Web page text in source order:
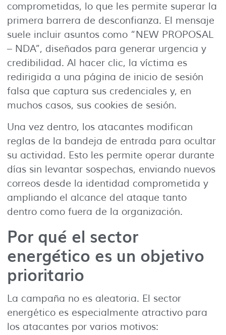
comprometidas, lo que les permite superar la
primera barrera de desconfianza. El mensaje
suele incluir asuntos como “NEW PROPOSAL
– NDA”, diseñados para generar urgencia y
credibilidad. Al hacer clic, la víctima es
redirigida a una página de inicio de sesión
falsa que captura sus credenciales y, en
muchos casos, sus cookies de sesión.
Una vez dentro, los atacantes modifican
reglas de la bandeja de entrada para ocultar
su actividad. Esto les permite operar durante
días sin levantar sospechas, enviando nuevos
correos desde la identidad comprometida y
ampliando el alcance del ataque tanto
dentro como fuera de la organización.
Por qué el sector
energético es un objetivo
prioritario
La campaña no es aleatoria. El sector
energético es especialmente atractivo para
los atacantes por varios motivos: